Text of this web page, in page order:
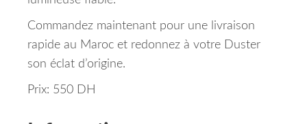
Commandez maintenant pour une livraison
rapide au Maroc et redonnez à votre Duster
son éclat d’origine.
Prix: 550 DH